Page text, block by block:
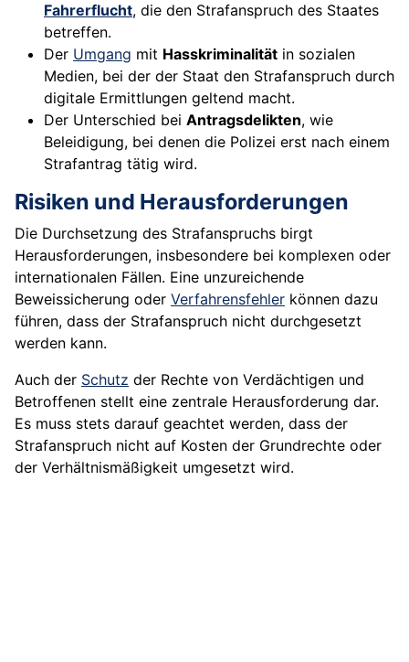
Fahrerflucht, die den Strafanspruch des Staates
betreffen.
Der Umgang mit Hasskriminalität in sozialen
Medien, bei der der Staat den Strafanspruch durch
digitale Ermittlungen geltend macht.
Der Unterschied bei Antragsdelikten, wie
Beleidigung, bei denen die Polizei erst nach einem
Strafantrag tätig wird.
Risiken und Herausforderungen
Die Durchsetzung des Strafanspruchs birgt
Herausforderungen, insbesondere bei komplexen oder
internationalen Fällen. Eine unzureichende
Beweissicherung oder Verfahrensfehler können dazu
führen, dass der Strafanspruch nicht durchgesetzt
werden kann.
Auch der Schutz der Rechte von Verdächtigen und
Betroffenen stellt eine zentrale Herausforderung dar.
Es muss stets darauf geachtet werden, dass der
Strafanspruch nicht auf Kosten der Grundrechte oder
der Verhältnismäßigkeit umgesetzt wird.